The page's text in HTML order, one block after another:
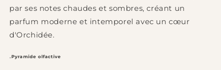
par ses notes chaudes et sombres, créant un
parfum moderne et intemporel avec un cœur
d'Orchidée.
.Pyramide olfactive